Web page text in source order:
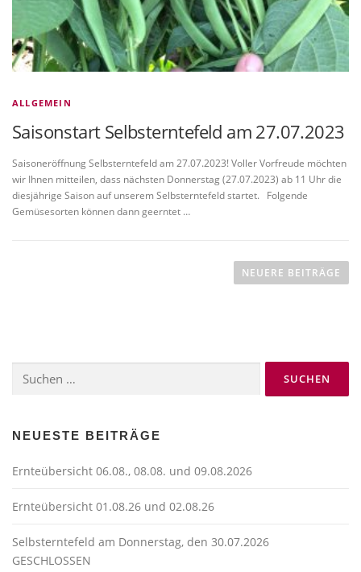
ALLGEMEIN
Saisonstart Selbsterntefeld am 27.07.2023
Saisoneröffnung Selbsterntefeld am 27.07.2023! Voller Vorfreude möchten
wir Ihnen mitteilen, dass nächsten Donnerstag (27.07.2023) ab 11 Uhr die
diesjährige Saison auf unserem Selbsterntefeld startet. Folgende
Gemüsesorten können dann geerntet …
a
i
g
t
i
NEUERE BEITRÄGE
nach:
NEUESTE BEITRÄGE
Ernteübersicht 06.08., 08.08. und 09.08.2026
Ernteübersicht 01.08.26 und 02.08.26
Selbsterntefeld am Donnerstag, den 30.07.2026
GESCHLOSSEN